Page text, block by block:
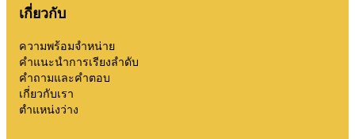
เกี่ยวกับ
ความพร้อมจำหน่าย
คำแนะนำการเรียงลำดับ
คำถามและคำตอบ
เกี่ยวกับเรา
ตำแหน่งว่าง